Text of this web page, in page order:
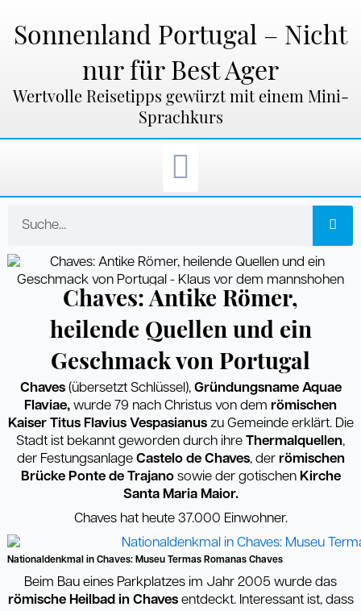
Inhalt
springen
Sonnenland Portugal – Nicht
nur für Best Ager
Wertvolle Reisetipps gewürzt mit einem Mini-
Sprachkurs
Chaves: Antike Römer,
heilende Quellen und ein
Geschmack von Portugal
Chaves (übersetzt Schlüssel),Gründungsname Aquae
Flaviae, wurde 79 nach Christus von dem römischen
Kaiser Titus Flavius Vespasianuszu Gemeinde erklärt. Die
Stadt ist bekannt geworden durch ihre Thermalquellen,
der Festungsanlage Castelo de Chaves, der römischen
Brücke Ponte de Trajanosowie der gotischen Kirche
Santa Maria Maior.
Chaves hat heute 37.000 Einwohner.
Nationaldenkmal in Chaves: Museu Termas Romanas Chaves
Beim Bau eines Parkplatzes im Jahr 2005 wurde das
römische Heilbad in Chavesentdeckt. Interessant ist, dass